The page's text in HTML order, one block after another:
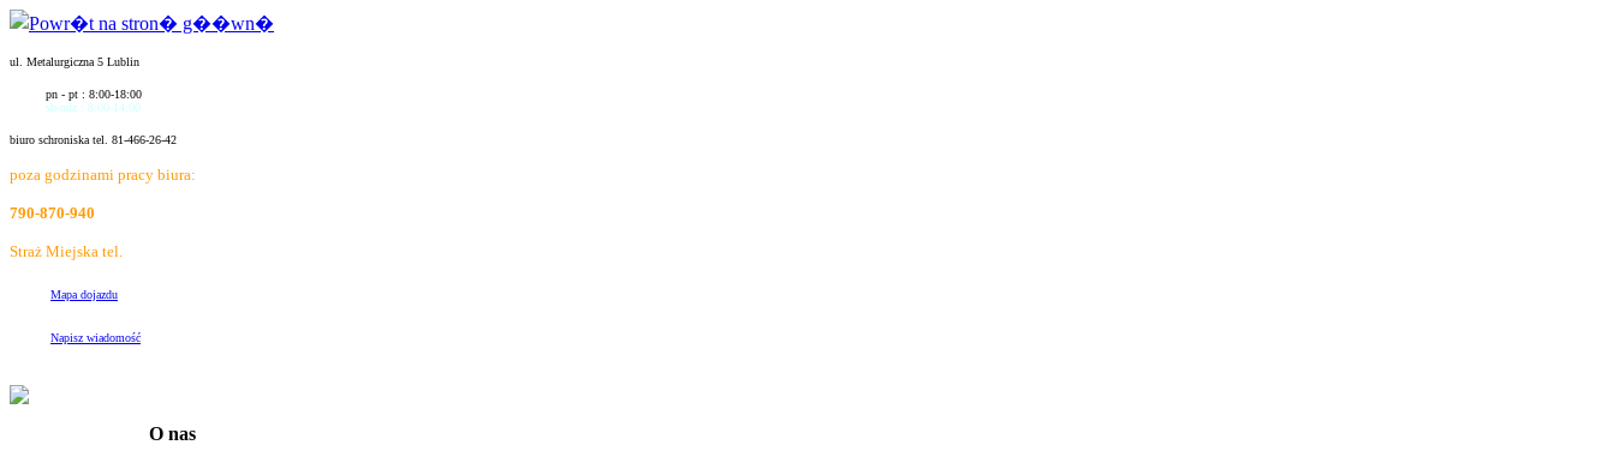
ul. Metalurgiczna 5 Lublin
pn - pt : 8:00-18:00
sb-ndz : 8:00-14:00
biuro schroniska tel. 81-466-26-42
poza godzinami pracy biura:
790-870-940
Straż Miejska tel.
Mapa dojazdu
Napisz wiadomość
O nas